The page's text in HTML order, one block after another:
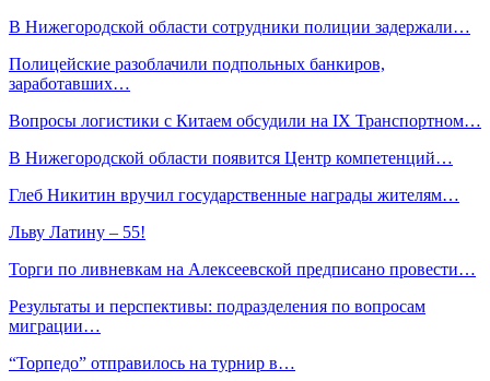
В Нижегородской области сотрудники полиции задержали…
Полицейские разоблачили подпольных банкиров,
заработавших…
Вопросы логистики с Китаем обсудили на IX Транспортном…
В Нижегородской области появится Центр компетенций…
Глеб Никитин вручил государственные награды жителям…
Льву Латину – 55!
Торги по ливневкам на Алексеевской предписано провести…
Результаты и перспективы: подразделения по вопросам
миграции…
“Торпедо” отправилось на турнир в…